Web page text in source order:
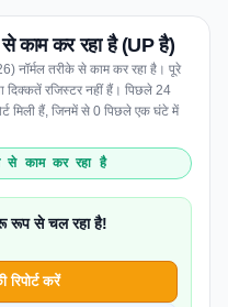
काम कर रहा है (UP है)
तरीके से काम कर रहा है। पूरे
दिक्कतें रजिस्टर नहीं हैं। पिछले 24
मिली हैं, जिनमें से 0 पिछले एक घंटे में
से काम कर रहा है
रूप से चल रहा है!
करें